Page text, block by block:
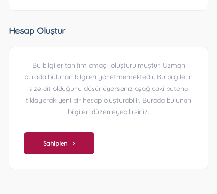
Hesap Oluştur
Bu bilgiler tanıtım amaçlı oluşturulmuştur. Uzman
burada bulunan bilgileri yönetmemektedir. Bu bilgilerin
size ait olduğunu düşünüyorsanız aşağıdaki butona
tıklayarak yeni bir hesap oluşturabilir. Burada bulunan
bilgileri düzenleyebilirsiniz.
Sahiplen